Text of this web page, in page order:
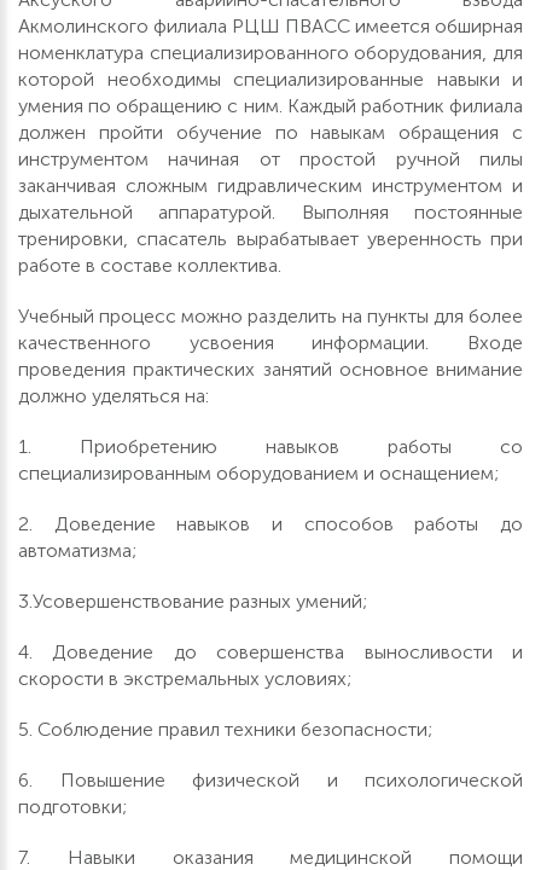
Акмолинского филиала РЦШ ПВАСС имеется обширная
номенклатура специализированного оборудования, для
которой необходимы специализированные навыки и
умения по обращению с ним. Каждый работник филиала
должен пройти обучение по навыкам обращения с
инструментом начиная от простой ручной пилы
заканчивая сложным гидравлическим инструментом и
дыхательной аппаратурой. Выполняя постоянные
тренировки, спасатель вырабатывает уверенность при
работе в составе коллектива.
Учебный процесс можно разделить на пункты для более
качественного усвоения информации. Входе
проведения практических занятий основное внимание
должно уделяться на:
1. Приобретению навыков работы со
специализированным оборудованием и оснащением;
2. Доведение навыков и способов работы до
автоматизма;
3.Усовершенствование разных умений;
4. Доведение до совершенства выносливости и
скорости в экстремальных условиях;
5. Соблюдение правил техники безопасности;
6. Повышение физической и психологической
подготовки;
7. Навыки оказания медицинской помощи